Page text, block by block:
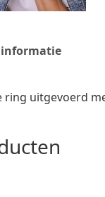
informatie
ring uitgevoerd